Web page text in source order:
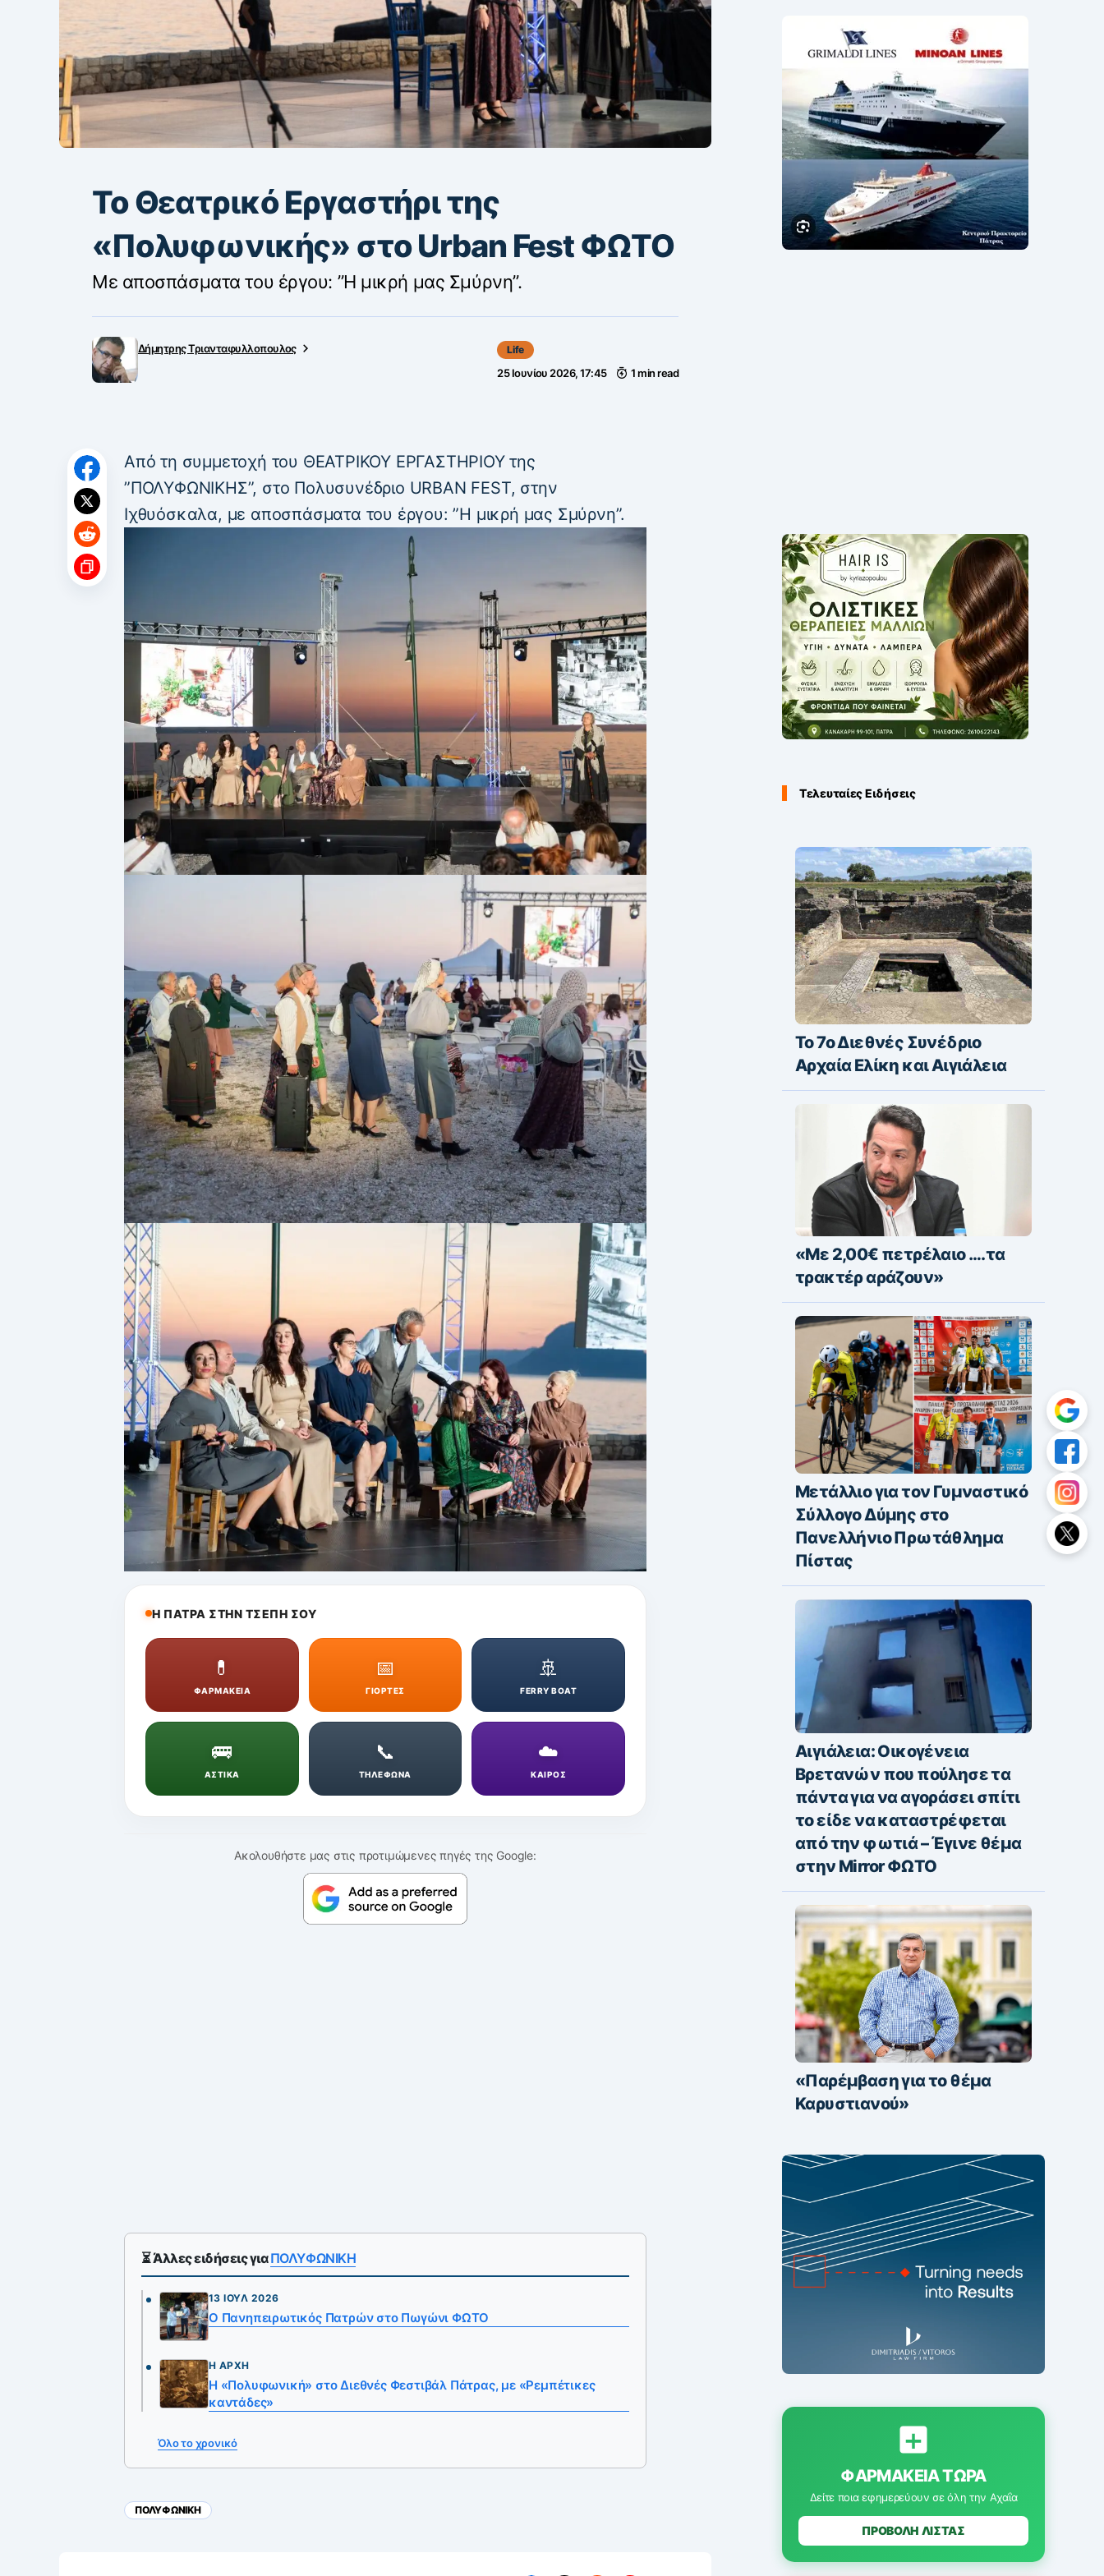
Το Θεατρικό Εργαστήρι της
«Πολυφωνικής» στο Urban Fest ΦΩΤΟ
Με αποσπάσματα του έργου: ”Η μικρή μας Σμύρνη”.
Δήμητρης Τριανταφυλλοπουλος Life
25 Ιουνίου 2026, 17:45 1 min read
Από τη συμμετοχή του ΘΕΑΤΡΙΚΟΥ ΕΡΓΑΣΤΗΡΙΟΥ της
”ΠΟΛΥΦΩΝΙΚΗΣ”, στο Πολυσυνέδριο URBAN FEST, στην
Ιχθυόσκαλα, με αποσπάσματα του έργου: ”Η μικρή μας Σμύρνη”.
Η ΠΑΤΡΑ ΣΤΗΝ ΤΣΕΠΗ ΣΟΥ
💊
ΦΑΡΜΑΚΕΙΑ
📅
ΓΙΟΡΤΕΣ
🚢
FERRY BOAT
🚌
ΑΣΤΙΚΑ
📞
ΤΗΛΕΦΩΝΑ
☁️
ΚΑΙΡΟΣ
Ακολουθήστε μας στις προτιμώμενες πηγές της Google:
⏳ Άλλες ειδήσεις γιαΠΟΛΥΦΩΝΙΚΗ
13 ΙΟΎΛ 2026
Ο Πανηπειρωτικός Πατρών στο Πωγώνι ΦΩΤΟ
Η ΑΡΧΉ
Η «Πολυφωνική» στο Διεθνές Φεστιβάλ Πάτρας, με «Ρεμπέτικες
καντάδες»
Όλο το χρονικό
ΠΟΛΥΦΩΝΙΚΗ
Τελευταίες Ειδήσεις
Το 7ο Διεθνές Συνέδριο
Αρχαία Ελίκη και Αιγιάλεια
«Με 2,00€ πετρέλαιο ….τα
τρακτέρ αράζουν»
Μετάλλιο για τον Γυμναστικό
Σύλλογο Δύμης στο
Πανελλήνιο Πρωτάθλημα
Πίστας
Αιγιάλεια: Οικογένεια
Βρετανών που πούλησε τα
πάντα για να αγοράσει σπίτι
το είδε να καταστρέφεται
από την φωτιά – Έγινε θέμα
στην Mirror ΦΩΤΟ
«Παρέμβαση για το θέμα
Καρυστιανού»
ΦΑΡΜΑΚΕΊΑ ΤΏΡΑ
Δείτε ποια εφημερεύουν σε όλη την Αχαΐα
ΠΡΟΒΟΛΗ ΛΙΣΤΑΣ